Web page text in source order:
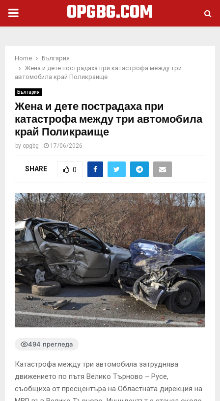
PRIMARY
OPGBG.COM
Home
България
Жена и дете пострадаха при катастрофа между три
автомобила край Поликраище
България
Жена и дете пострадаха при
катастрофа между три автомобила
край Поликраище
by opgbg 17/06/2026
SHARE 0
494 прегледа
Катастрофа между три автомобила затруднява
движението по пътя Велико Търново – Русе,
съобщиха от пресцентъра на Областната дирекция на